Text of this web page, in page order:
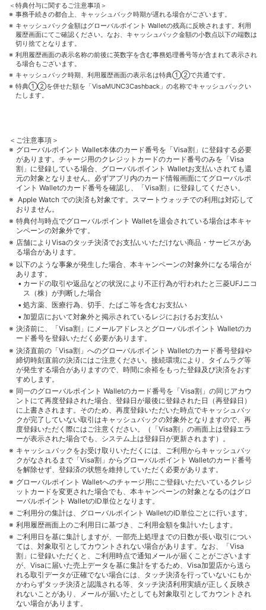
＜特典付与に関するご注意事項＞
事務手続きの都合上、キャッシュバック時期が遅れる場合がございます。
キャッシュバック金額はグローバルポイント Walletの残高に反映されます。利用
履歴画面にてご確認ください。なお、キャッシュバック金額の小数点以下の端数は
切り捨てとなります。
利用履歴画面の表示名称の前後に英数字を含む事務処理番号等が含まれて表示され
る場合もございます。
キャッシュバック時期、利用履歴画面の表示名は特典①②で共通です。
特典①②を併せた額を「VisaMUNC3Cashback」の名称でキャッシュバックい
たします。
＜ご注意事項＞
グローバルポイント Wallet本体のカード番号を「Visa割」に登録する必要
があります。チャージ用のクレジットカードのカード番号のみを「Visa
割」に登録している場合、グローバルポイント Walletお支払いされても還
元の対象となりません。必ずアプリ内のカード情報画面にてグローバルポ
イント Walletのカード番号を確認し、「Visa割」に登録してください。
Apple Watch での決済も対象です。スマートウォッチでの利用は対応して
おりません。
特典付与時点でグローバルポイント Walletを退会されている場合は本キャ
ンペーンの対象外です。
店舗によりVisaのタッチ決済でお支払いいただけない商品・サービスがあ
る場合があります。
以下のような事象が発生した場合、本キャンペーンの対象外になる場合が
あります。
カードの取引や返品などの状況により不正行為が行われたと三菱UFJニコ
ス（株）が判断した場合
処方薬、医療行為、切手、たばこ等を含むお支払い
加盟店において対象外と掲示されているレジにおけるお支払い
決済前に、「Visa割」にメールアドレスとグローバルポイント Walletのカ
ード番号を登録いただく必要があります。
決済直前の「Visa割」へのグローバルポイント Walletのカード番号登録や
締切時刻直前の決済にはご注意ください。接続環境により、タイムラグ等
が発生する場合がありますので、時間に余裕をもった登録及び決済をおす
すめします。
同一のグローバルポイント Walletのカード番号を「Visa割」の同じアカウ
ントにて再度登録された場合、登録日が最後に登録された日（再登録日）
に上書きされます。そのため、再度登録いただいた時点でキャッシュバッ
クが完了していない取引はキャッシュバックの対象外となりますので、再
度登録いただく際にはご注意ください。（「Visa割」の画面上は登録エラ
ーが表示された場合でも、システム上は登録日が更新されます）。
キャッシュバックをお受け取りいただくには、ご利用からキャッシュバッ
クがなされるまで「Visa割」からグローバルポイント Walletのカード番号
を解除せず、登録済の状態を維持していただく必要があります。
グローバルポイント Walletへのチャージ用にご登録いただいているクレジ
ットカードを変更された場合でも、本キャンペーンの対象となるのはグロ
ーバルポイント WalletのID単位となります。
ご利用分の集計は、グローバルポイント WalletのID単位ごとに行います。
利用履歴画面上のご利用日に基づき、ご利用金額を集計いたします。
ご利用日を基に集計しますが、一部売上処理までの日数が長い取引につい
ては、対象取引としてカウントされない場合があります。なお、「Visa
割」に登録いただくと、ご利用時点で通知メールが届くことがございます
が、Visaに届いた売上データを基に集計をするため、Visa加盟店から送ら
れる取引データが正確でない場合には、タッチ決済を行っていないにもか
かわらずタッチ決済と認識される等、タッチ決済利用実績が正しく反映さ
れないことがあり、メールが届いたとしても対象取引としてカウントされ
ない場合があります。